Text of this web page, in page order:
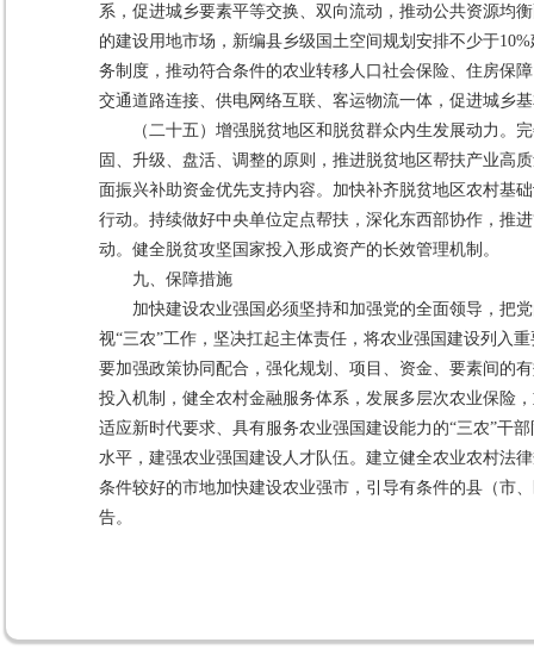
系，促进城乡要素平等交换、双向流动，推动公共资源均
的建设用地市场，新编县乡级国土空间规划安排不少于
务制度，推动符合条件的农业转移人口社会保险、住房保
交通道路连接、供电网络互联、客运物流一体，促进城乡
（二十五）增强脱贫地区和脱贫群众内生发展动力
固、升级、盘活、调整的原则，推进脱贫地区帮扶产业高
面振兴补助资金优先支持内容。加快补齐脱贫地区农村基
行动。持续做好中央单位定点帮扶，深化东西部协作，推
动。健全脱贫攻坚国家投入形成资产的长效管理机制。
九、保障措施
加快建设农业强国必须坚持和加强党的全面领导，把
视“三农”工作，坚决扛起主体责任，将农业强国建设列入
要加强政策协同配合，强化规划、项目、资金、要素间的
投入机制，健全农村金融服务体系，发展多层次农业保险
适应新时代要求、具有服务农业强国建设能力的“三农”干
水平，建强农业强国建设人才队伍。建立健全农业农村法
条件较好的市地加快建设农业强市，引导有条件的县（市
告。